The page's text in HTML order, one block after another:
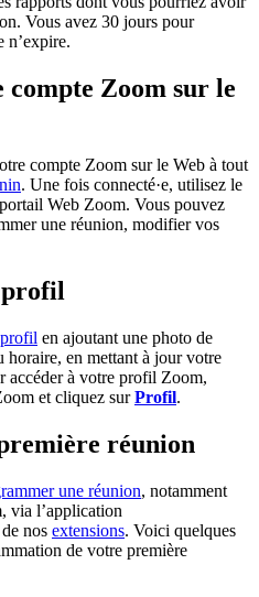
Vous avez 30 jours pour
n’expire.
compte Zoom sur le
compte Zoom sur le Web à tout
. Une fois connecté·e, utilisez le
Web Zoom. Vous pouvez
une réunion, modifier vos
en ajoutant une photo de
en mettant à jour votre
accéder à votre profil Zoom,
et cliquez surProfil.
réunion
une réunion, notamment
via l’application
nos extensions. Voici quelques
de votre première